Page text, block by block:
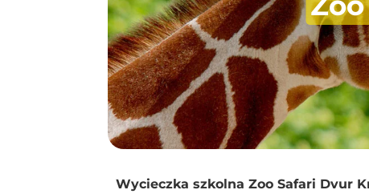
Wycieczka szkolna Zoo Safari Dvur